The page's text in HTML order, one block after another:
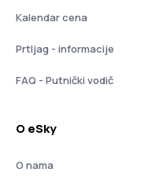
Kalendar cena
Prtljag - informacije
FAQ - Putnički vodič
O eSky
O nama